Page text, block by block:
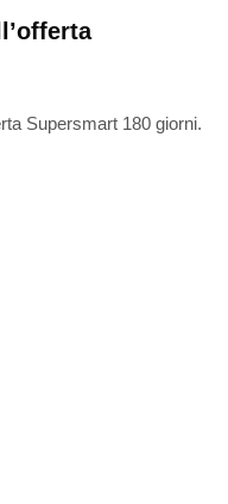
Supersmart 180 giorni.